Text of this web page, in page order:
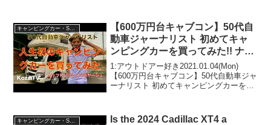
キャンピングカー・SUV人気車種
【600万円台キャブコン】50代自
動車ジャーナリスト 初めてキャ
ンピングカーを買ってみた!! ナッ
ツRVクレソンボヤージュ
1:アウトドアー好き2021.01.04(Mon)
【600万円台キャブコン】50代自動車ジャ
ーナリスト 初めてキャンピングカーを買
で！！2:アウトドアー好き2021...
Is the 2024 Cadillac XT4 a